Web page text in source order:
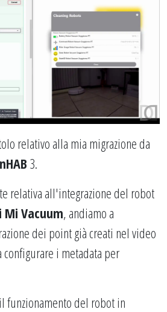
relativo alla mia migrazione da
3.
relativa all'integrazione del robot
Mi Vacuum, andiamo a
dei point già creati nel video
i metadata per
funzionamento del robot in